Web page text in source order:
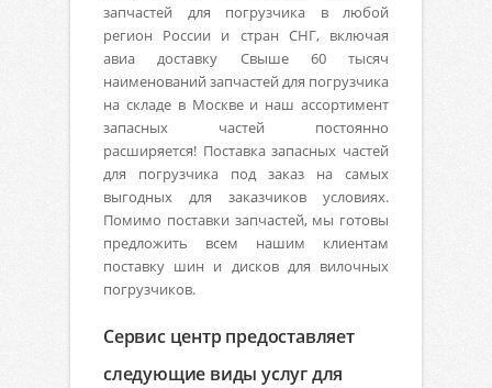
запчастей для погрузчика в любой
регион России и стран СНГ, включая
авиа доставку Свыше 60 тысяч
наименований запчастей для погрузчика
на складе в Москве и наш ассортимент
запасных частей постоянно
расширяется! Поставка запасных частей
для погрузчика под заказ на самых
выгодных для заказчиков условиях.
Помимо поставки запчастей, мы готовы
предложить всем нашим клиентам
поставку шин и дисков для вилочных
погрузчиков.
Сервис центр предоставляет
следующие виды услуг для